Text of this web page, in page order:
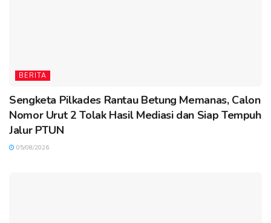
BERITA
Sengketa Pilkades Rantau Betung Memanas, Calon
Nomor Urut 2 Tolak Hasil Mediasi dan Siap Tempuh
Jalur PTUN
05/08/2026